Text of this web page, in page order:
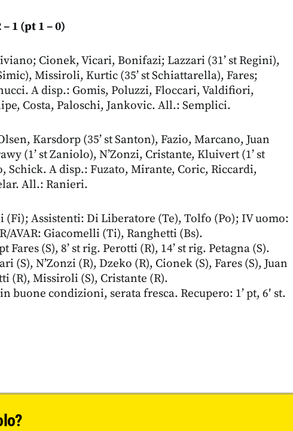
– 1 (pt 1 – 0)
Cionek, Vicari, Bonifazi; Lazzari (31’ st Regini),
Missiroli, Kurtic (35’ st Schiattarella), Fares;
A disp.: Gomis, Poluzzi, Floccari, Valdifiori,
Costa, Paloschi, Jankovic. All.: Semplici.
Karsdorp (35’ st Santon), Fazio, Marcano, Juan
(1’ st Zaniolo), N’Zonzi, Cristante, Kluivert (1’ st
Schick. A disp.: Fuzato, Mirante, Coric, Riccardi,
All.: Ranieri.
(Fi); Assistenti: Di Liberatore (Te), Tolfo (Po); IV uomo:
AVAR: Giacomelli (Ti), Ranghetti (Bs).
Fares (S), 8’ st rig. Perotti (R), 14’ st rig. Petagna (S).
(S), N’Zonzi (R), Dzeko (R), Cionek (S), Fares (S), Juan
(R), Missiroli (S), Cristante (R).
buone condizioni, serata fresca. Recupero: 1’ pt, 6′ st.